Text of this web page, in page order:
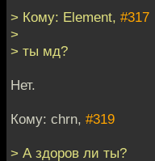
> Кому: Element, #317
>
> ты мд?
Нет.
Кому: chrn, #319
> А здоров ли ты?